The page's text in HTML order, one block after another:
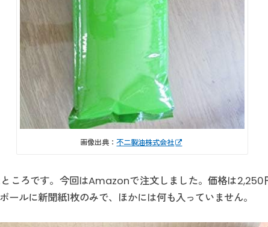
画像出典：不二製油株式会社
ころです。今回はAmazonで注文しました。価格は2,250
ールに新聞紙1枚のみで、ほかには何も入っていません。